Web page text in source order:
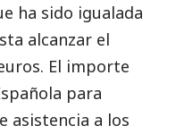
ha sido igualada
alcanzar el
El importe
para
asistencia a los